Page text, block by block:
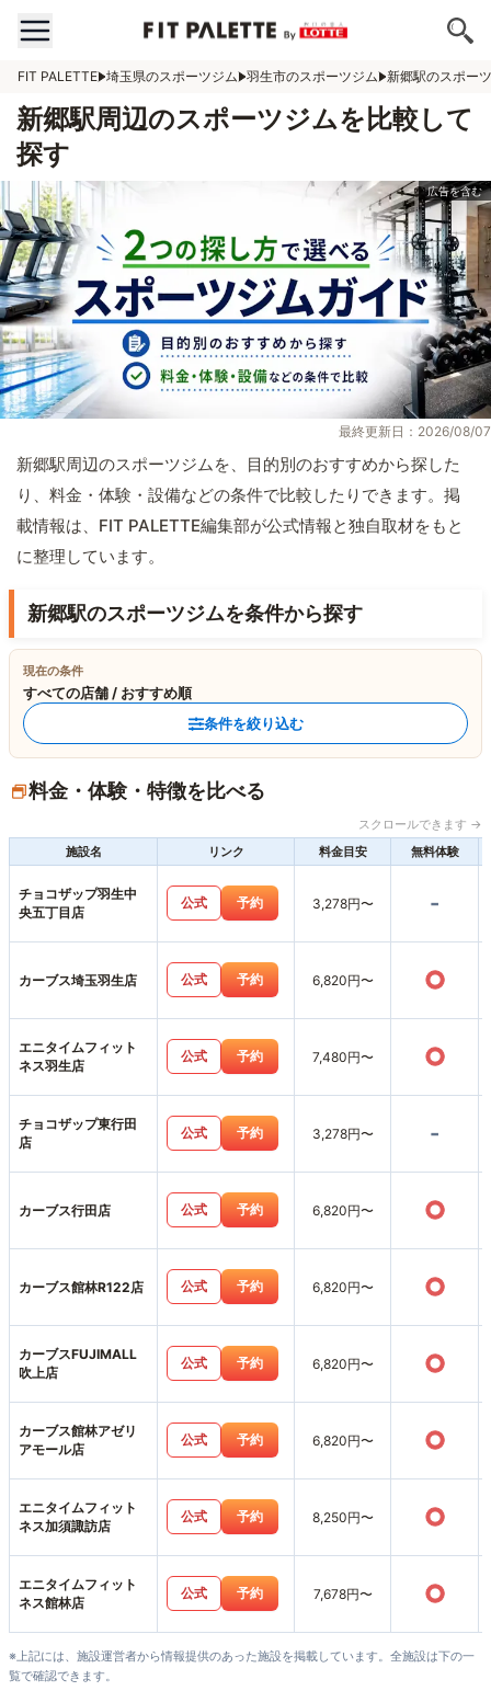
FIT PALETTE 埼玉県のスポーツジム 羽生市のスポーツジム 新郷駅のスポー
新郷駅周辺のスポーツジムを比較して
探す
最終更新日：2026/08/07
新郷駅周辺のスポーツジムを、目的別のおすすめから探した
り、料金・体験・設備などの条件で比較したりできます。掲
載情報は、FIT PALETTE編集部が公式情報と独自取材をもと
に整理しています。
新郷駅のスポーツジムを条件から探す
現在の条件
すべての店舗 / おすすめ順
条件を絞り込む
料金・体験・特徴を比べる
スクロールできます →
施設名
リンク 料金目安 無料体験
チョコザップ羽生中
央五丁目店
公式 予約 3,278円〜 -
カーブス埼玉羽生店 公式 予約 6,820円〜 ○
エニタイムフィット
ネス羽生店
公式 予約 7,480円〜 ○
チョコザップ東行田
店
公式 予約 3,278円〜 -
カーブス行田店 公式 予約 6,820円〜 ○
カーブス館林R122店 公式 予約 6,820円〜 ○
カーブスFUJIMALL
吹上店
公式 予約 6,820円〜 ○
カーブス館林アゼリ
アモール店
公式 予約 6,820円〜 ○
エニタイムフィット
ネス加須諏訪店
公式 予約 8,250円〜 ○
エニタイムフィット
ネス館林店
公式 予約 7,678円〜 ○
※上記には、施設運営者から情報提供のあった施設を掲載しています。全施設は下の一
覧で確認できます。